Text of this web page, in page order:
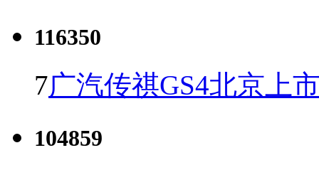
116350
7广汽传祺GS4北京上
104859